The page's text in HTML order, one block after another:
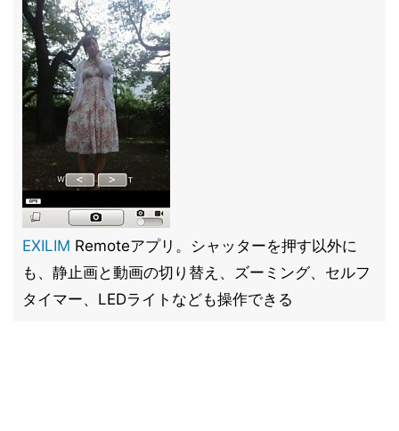
EXILIM Remoteアプリ。シャッターを押す以外に
も、静止画と動画の切り替え、ズーミング、セルフ
タイマー、LEDライトなども操作できる